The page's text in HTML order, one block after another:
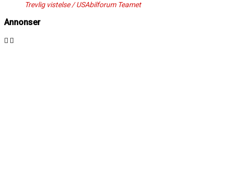
Trevlig vistelse / USAbilforum Teamet
Annonser